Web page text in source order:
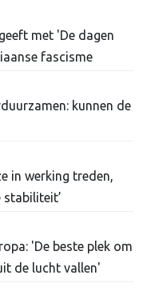
met 'De dagen
fascisme
kunnen de
in werking treden,
stabiliteit’
'De beste plek om
de lucht vallen'